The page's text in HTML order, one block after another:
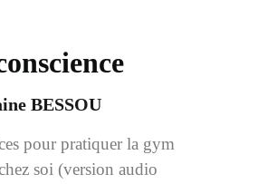
BESSOU
pour pratiquer la gym
soi (version audio